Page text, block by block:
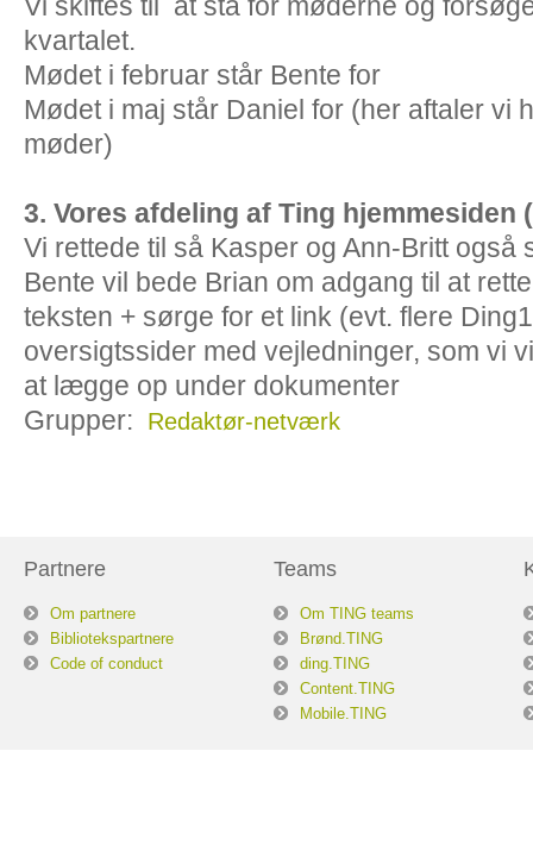
kvartalet.
Mødet i februar står Bente for
Mødet i maj står Daniel for (her aftaler vi
møder)
3. Vores afdeling af Ting hjemmesiden
Vi rettede til så Kasper og Ann-Britt også
Bente vil bede Brian om adgang til at
teksten + sørge for et link (evt. flere
oversigtssider med vejledninger, som vi
at lægge op under dokumenter
Grupper:
Redaktør-netværk
Partnere
Om partnere
Bibliotekspartnere
Code of conduct
Teams
Om TING teams
Brønd.TING
ding.TING
Content.TING
Mobile.TING